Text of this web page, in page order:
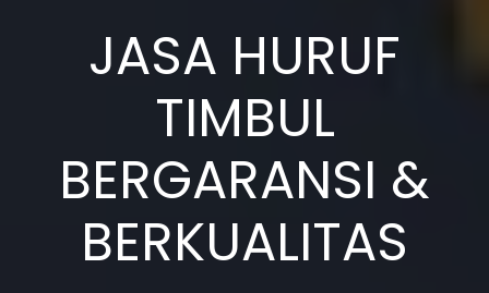
JASA HURUF
TIMBUL
BERGARANSI &
BERKUALITAS